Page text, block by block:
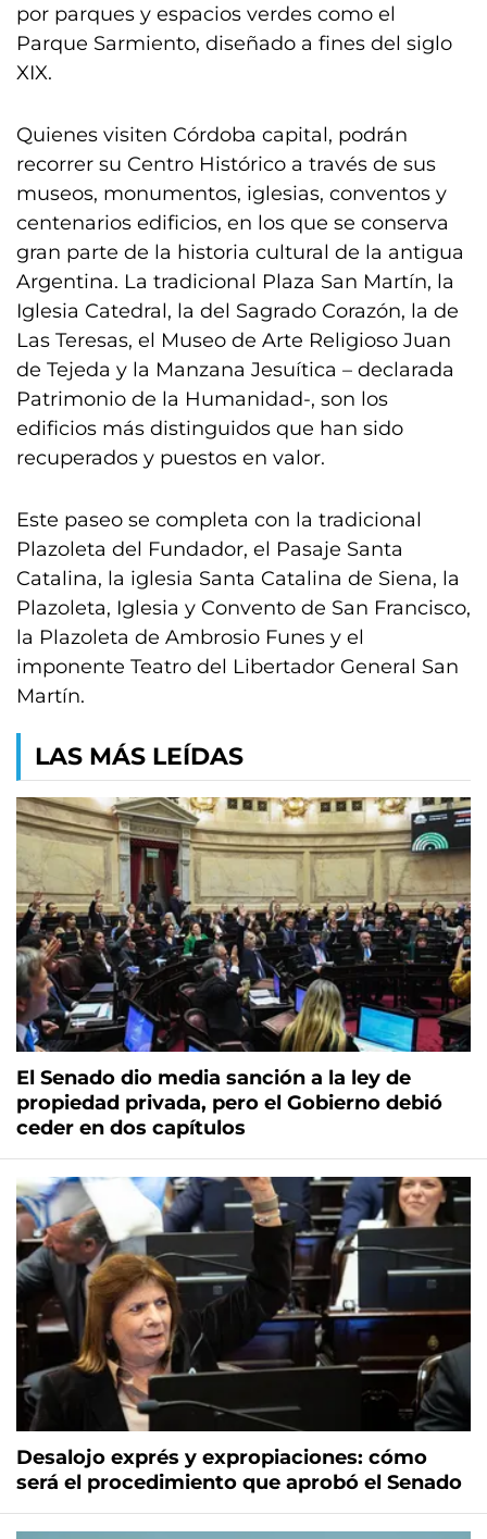
por parques y espacios verdes como el
Parque Sarmiento, diseñado a fines del siglo
XIX.
Quienes visiten Córdoba capital, podrán
recorrer su Centro Histórico a través de sus
museos, monumentos, iglesias, conventos y
centenarios edificios, en los que se conserva
gran parte de la historia cultural de la antigua
Argentina. La tradicional Plaza San Martín, la
Iglesia Catedral, la del Sagrado Corazón, la de
Las Teresas, el Museo de Arte Religioso Juan
de Tejeda y la Manzana Jesuítica – declarada
Patrimonio de la Humanidad-, son los
edificios más distinguidos que han sido
recuperados y puestos en valor.
Este paseo se completa con la tradicional
Plazoleta del Fundador, el Pasaje Santa
Catalina, la iglesia Santa Catalina de Siena, la
Plazoleta, Iglesia y Convento de San Francisco,
la Plazoleta de Ambrosio Funes y el
imponente Teatro del Libertador General San
Martín.
LAS MÁS LEÍDAS
El Senado dio media sanción a la ley de
propiedad privada, pero el Gobierno debió
ceder en dos capítulos
Desalojo exprés y expropiaciones: cómo
será el procedimiento que aprobó el Senado